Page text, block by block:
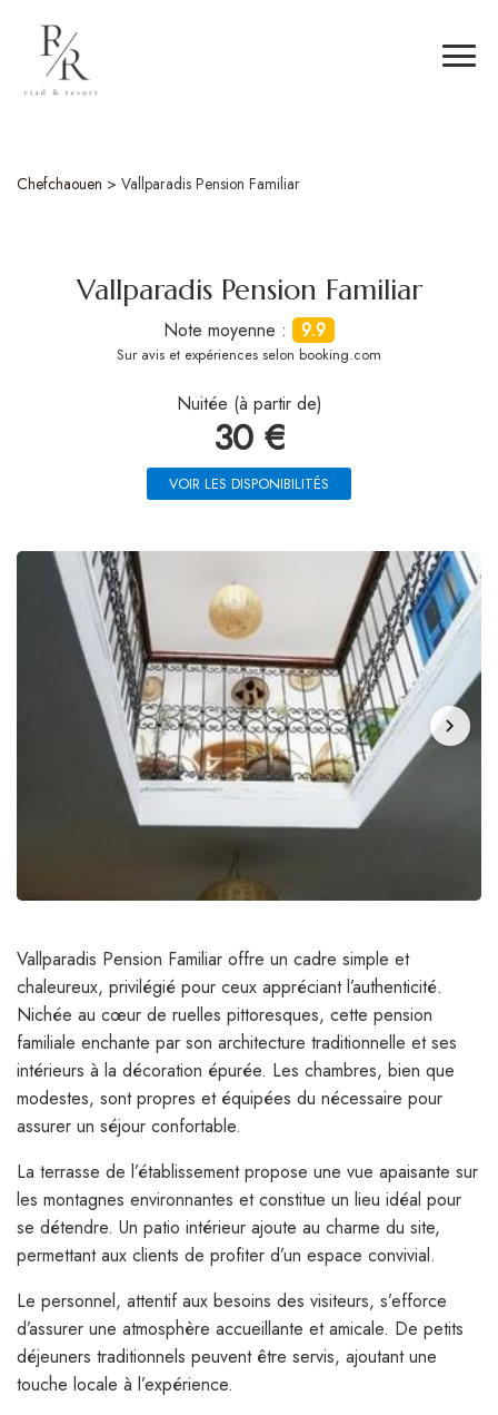
Chefchaouen > Vallparadis Pension Familiar
Vallparadis Pension Familiar
Note moyenne : 9.9
Sur avis et expériences selon booking.com
Nuitée (à partir de)
30 €
VOIR LES DISPONIBILITÉS
chevron_right
Vallparadis Pension Familiar offre un cadre simple et
chaleureux, privilégié pour ceux appréciant l’authenticité.
Nichée au cœur de ruelles pittoresques, cette pension
familiale enchante par son architecture traditionnelle et ses
intérieurs à la décoration épurée. Les chambres, bien que
modestes, sont propres et équipées du nécessaire pour
assurer un séjour confortable.
La terrasse de l’établissement propose une vue apaisante sur
les montagnes environnantes et constitue un lieu idéal pour
se détendre. Un patio intérieur ajoute au charme du site,
permettant aux clients de profiter d’un espace convivial.
Le personnel, attentif aux besoins des visiteurs, s’efforce
d’assurer une atmosphère accueillante et amicale. De petits
déjeuners traditionnels peuvent être servis, ajoutant une
touche locale à l’expérience.